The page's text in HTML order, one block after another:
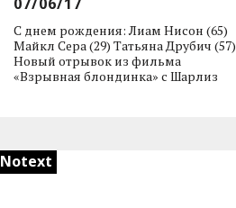
С днем рождения: Лиам Нисон (65)
Майкл Сера (29) Татьяна Друбич (57)
Новый отрывок из фильма
«Взрывная блондинка» c Шарлиз
Notext